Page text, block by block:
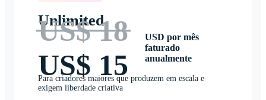
Unlimited
US$ 18
US$ 15
USD por mês
faturado
anualmente
Para criadores maiores que produzem em escala e
exigem liberdade criativa